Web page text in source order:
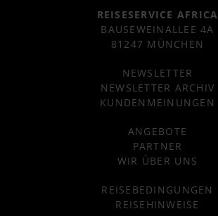
REISESERVICE AFRICA
BAUSEWEINALLEE 4A
81247 MÜNCHEN
NEWSLETTER
NEWSLETTER ARCHIV
KUNDENMEINUNGEN
ANGEBOTE
PARTNER
WIR ÜBER UNS
REISEBEDINGUNGEN
REISEHINWEISE